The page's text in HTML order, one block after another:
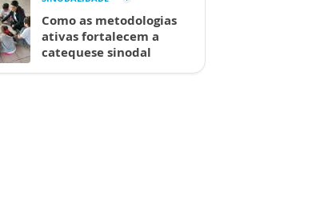
Como as metodologias
ativas fortalecem a
catequese sinodal